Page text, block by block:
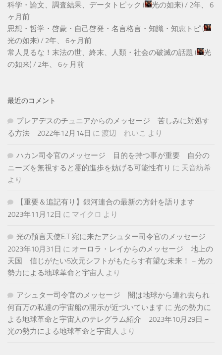
科学・論文、調査結果、データトピック ( 光の如来) / 2年、 6
ヶ月前
思想・哲学・啓蒙・自己啓発・名言格言・知識・知恵トピ (
光の如来) / 2年、 6ヶ月前
常人見るな！末法の世、終末、人類・社会の破滅の話題 (
光
の如来) / 2年、 6ヶ月前
最近のコメント
プレアデスのチュニアからのメッセージ 苦しみに対処す
る方法 2022年12月14日 に 渡辺 れいこ より
ハカン司令官のメッセージ 目的を持つ事が重要 自分の
ニーズを無視すると霊的進歩を妨げる可能性有り に 天音紡希
より
【重要＆追記有り】銀河連合の最新の方針を語ります
2023年11月12日 に マイクロ より
光の預言天使E.T.宛に来たアシュター司令官のメッセージ
2023年10月31日 に オーロラ・レイからのメッセージ 地上の
天国 信じがたい5次元シフトがもたらす有望な未来！ – 光の
勢力による地球革命と宇宙人 より
アシュター司令官のメッセージ 闇は地球から連れ去られ
何百万の私達の宇宙船の開示が近づいています に 光の勢力に
よる地球革命と宇宙人のテレグラム紹介 2023年10月29日 –
光の勢力による地球革命と宇宙人 より